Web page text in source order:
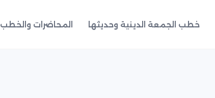
خطب الجمعة الدينية وحديثها المحاضرات والخطب